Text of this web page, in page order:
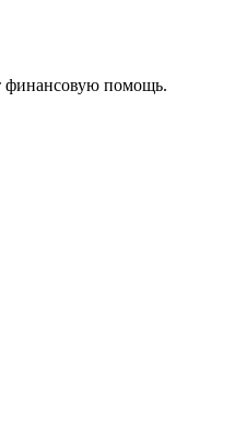
финансовую помощь.